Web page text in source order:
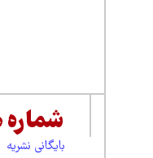
شماره
بایگانی نشریه